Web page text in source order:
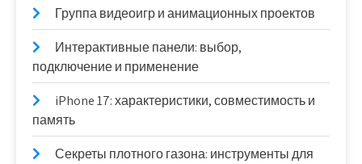
Группа видеоигр и анимационных проектов
Интерактивные панели: выбор,
подключение и применение
iPhone 17: характеристики, совместимость и
память
Секреты плотного газона: инструменты для